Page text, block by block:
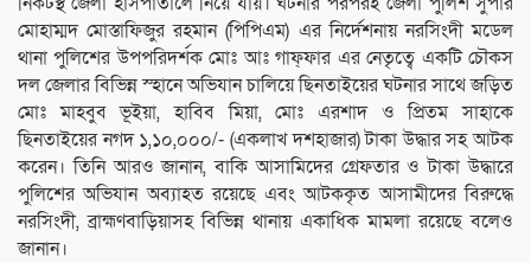
মোহাম্মদ মোস্তাফিজুর রহমান (পিপিএম) এর নির্দেশনায় নরসিংদী মডেল
থানা পুলিশের উপপরিদর্শক মোঃ আঃ গাফ্ফার এর নেতৃত্বে একটি চৌকস
দল জেলার বিভিন্ন স্হানে অভিযান চালিয়ে ছিনতাইয়ের ঘটনার সাথে জড়িত
মোঃ মাহবুব ভূইয়া, হাবিব মিয়া, মোঃ এরশাদ ও প্রিতম সাহাকে
ছিনতাইয়ের নগদ ১,১০,০০০/- (একলাখ দশহাজার) টাকা উদ্ধার সহ আটক
করেন। তিনি আরও জানান, বাকি আসামিদের গ্রেফতার ও টাকা উদ্ধারে
পুলিশের অভিযান অব্যাহত রয়েছে এবং আটককৃত আসামীদের বিরুদ্ধে
নরসিংদী, ব্রাহ্মণবাড়িয়াসহ বিভিন্ন থানায় একাধিক মামলা রয়েছে বলেও
জানান।